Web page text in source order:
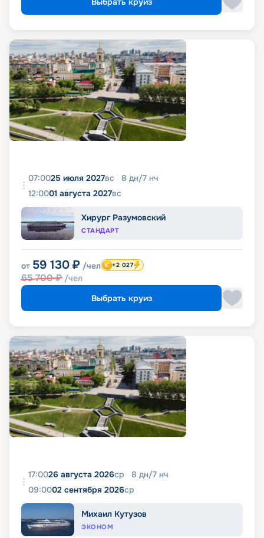
07:0025 июля 2027вс 8 дн/7 нч
12:0001 августа 2027вс
Хирург Разумовский
СТАНДАРТ
от 59 130 ₽ /чел
65 700₽ /чел
+2 027
Выбрать круиз
17:0026 августа 2026ср 8 дн/7 нч
09:0002 сентября 2026ср
Михаил Кутузов
ЭКОНОМ